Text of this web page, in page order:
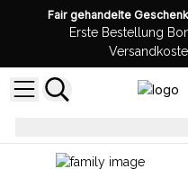
Fair gehandelte
Erste Bestellung